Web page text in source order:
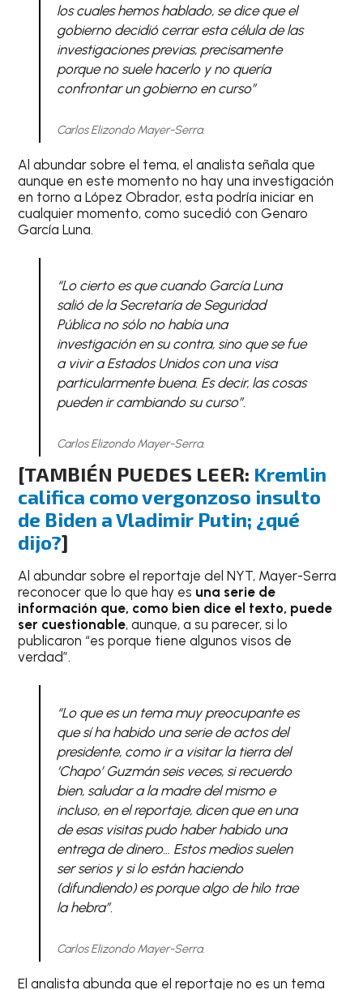
los cuales hemos hablado, se dice que el
gobierno decidió cerrar esta célula de las
investigaciones previas, precisamente
porque no suele hacerlo y no quería
confrontar un gobierno en curso”
Carlos Elizondo Mayer-Serra.
Al abundar sobre el tema, el analista señala que
aunque en este momento no hay una investigación
en torno a López Obrador, esta podría iniciar en
cualquier momento, como sucedió con Genaro
García Luna.
“Lo cierto es que cuando García Luna
salió de la Secretaría de Seguridad
Pública no sólo no había una
investigación en su contra, sino que se fue
a vivir a Estados Unidos con una visa
particularmente buena. Es decir, las cosas
pueden ir cambiando su curso”.
Carlos Elizondo Mayer-Serra.
[TAMBIÉN PUEDES LEER: Kremlin
califica como vergonzoso insulto
de Biden a Vladimir Putin; ¿qué
dijo?]
Al abundar sobre el reportaje del NYT, Mayer-Serra
reconocer que lo que hay es una serie de
información que, como bien dice el texto, puede
ser cuestionable, aunque, a su parecer, si lo
publicaron “es porque tiene algunos visos de
verdad”.
“Lo que es un tema muy preocupante es
que sí ha habido una serie de actos del
presidente, como ir a visitar la tierra del
‘Chapo’ Guzmán seis veces, si recuerdo
bien, saludar a la madre del mismo e
incluso, en el reportaje, dicen que en una
de esas visitas pudo haber habido una
entrega de dinero… Estos medios suelen
ser serios y si lo están haciendo
(difundiendo) es porque algo de hilo trae
la hebra”.
Carlos Elizondo Mayer-Serra.
El analista abunda que el reportaje no es un tema